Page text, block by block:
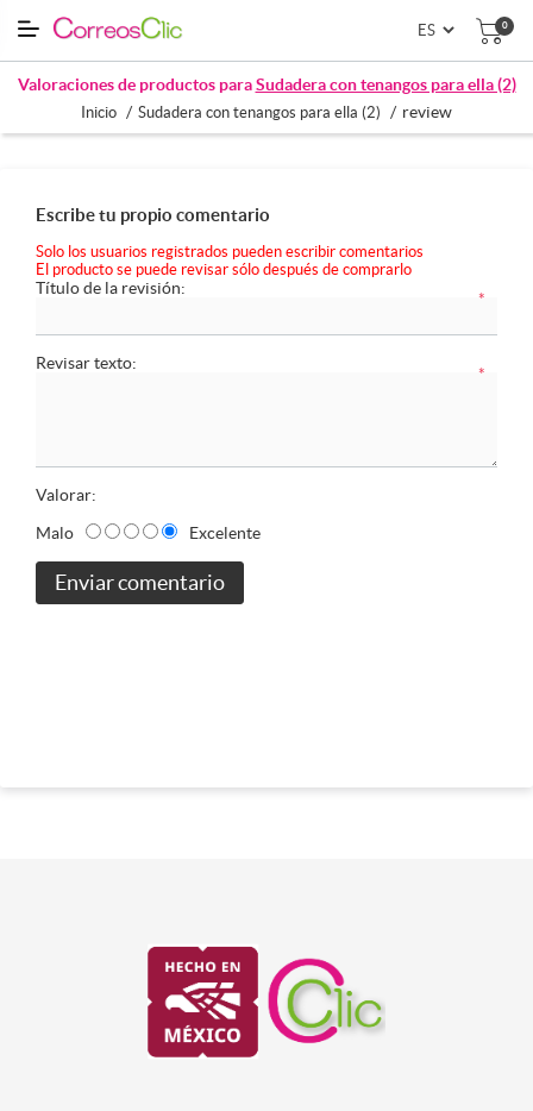
0
Valoraciones de productos paraSudadera con tenangos para ella (2)
Inicio / Sudadera con tenangos para ella (2) / review
Escribe tu propio comentario
Solo los usuarios registrados pueden escribir comentarios
El producto se puede revisar sólo después de comprarlo
Título de la revisión:
*
Revisar texto:
*
Valorar:
Malo
Excelente
Enviar comentario